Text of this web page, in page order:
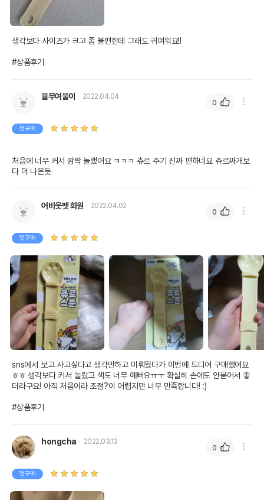
생각보다 사이즈가 크고 좀 불편한데 그래도 귀여워요!!
#상품후기
율무여울이 2022.04.04
첫구매
처음에 너무 커서 깜짝 놀랬어요 ㅋㅋㅋ 츄르 주기 진짜 편하네요 츄르짜개보
다 더 나은듯
0
어바웃펫 회원 2022.04.02
첫구매
sns에서 보고 사고싶다고 생각만하고 미뤄뒀다가 이번에 드디어 구매했어요
ㅎㅎ 생각보다 커서 놀랐고 색도 너무 예뻐요ㅠㅜ 확실히 손에도 안묻어서 좋
더라구요! 아직 처음이라 조절?이 어렵지만 너무 만족합니다! :)
#상품후기
0
hongcha 2022.03.13
첫구매
0